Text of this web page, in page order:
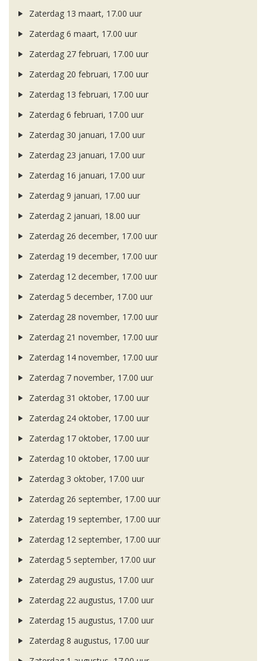
Zaterdag 13 maart, 17.00 uur
Zaterdag 6 maart, 17.00 uur
Zaterdag 27 februari, 17.00 uur
Zaterdag 20 februari, 17.00 uur
Zaterdag 13 februari, 17.00 uur
Zaterdag 6 februari, 17.00 uur
Zaterdag 30 januari, 17.00 uur
Zaterdag 23 januari, 17.00 uur
Zaterdag 16 januari, 17.00 uur
Zaterdag 9 januari, 17.00 uur
Zaterdag 2 januari, 18.00 uur
Zaterdag 26 december, 17.00 uur
Zaterdag 19 december, 17.00 uur
Zaterdag 12 december, 17.00 uur
Zaterdag 5 december, 17.00 uur
Zaterdag 28 november, 17.00 uur
Zaterdag 21 november, 17.00 uur
Zaterdag 14 november, 17.00 uur
Zaterdag 7 november, 17.00 uur
Zaterdag 31 oktober, 17.00 uur
Zaterdag 24 oktober, 17.00 uur
Zaterdag 17 oktober, 17.00 uur
Zaterdag 10 oktober, 17.00 uur
Zaterdag 3 oktober, 17.00 uur
Zaterdag 26 september, 17.00 uur
Zaterdag 19 september, 17.00 uur
Zaterdag 12 september, 17.00 uur
Zaterdag 5 september, 17.00 uur
Zaterdag 29 augustus, 17.00 uur
Zaterdag 22 augustus, 17.00 uur
Zaterdag 15 augustus, 17.00 uur
Zaterdag 8 augustus, 17.00 uur